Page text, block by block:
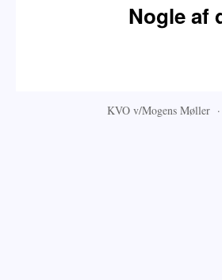
Nogle af
KVO v/Mogens Møller